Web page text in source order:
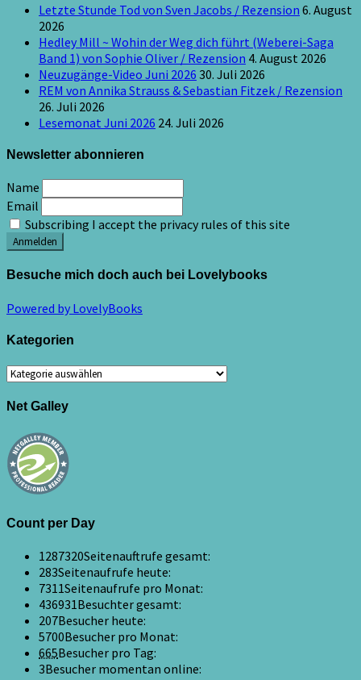
Letzte Stunde Tod von Sven Jacobs / Rezension 6. August
2026
Hedley Mill ~ Wohin der Weg dich führt (Weberei-Saga
Band 1) von Sophie Oliver / Rezension 4. August 2026
Neuzugänge-Video Juni 2026 30. Juli 2026
REM von Annika Strauss & Sebastian Fitzek / Rezension
26. Juli 2026
Lesemonat Juni 2026 24. Juli 2026
Newsletter abonnieren
Name
Email
Subscribing I accept the privacy rules of this site
Besuche mich doch auch bei Lovelybooks
Powered by LovelyBooks
Kategorien
Kategorien
Net Galley
Count per Day
1287320Seitenauftrufe gesamt:
283Seitenaufrufe heute:
7311Seitenaufrufe pro Monat:
436931Besuchter gesamt:
207Besucher heute:
5700Besucher pro Monat:
665Besucher pro Tag:
3Besucher momentan online: